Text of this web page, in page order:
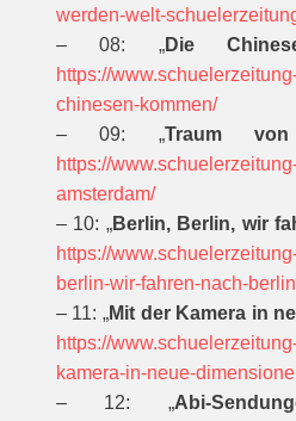
werden-welt-
– 08: „Die
https://
chinesen-kommen/
– 09: „Traum von
https://
amsterdam/
– 10: „Berlin, Berlin, wir
https://
berlin-wir-fahren-nach-
– 11: „Mit der Kamera in
https://
kamera-in-neue-
– 12: „Abi-